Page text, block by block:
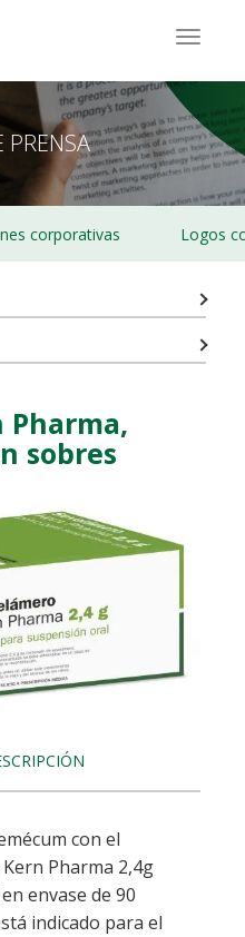
PRENSA
corporativas Logos
Pharma,
sobres
con el
Pharma 2,4g
envase de 90
indicado para el